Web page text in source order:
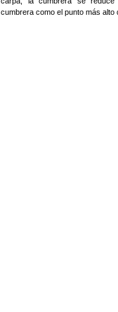
cumbrera como el punto más alto